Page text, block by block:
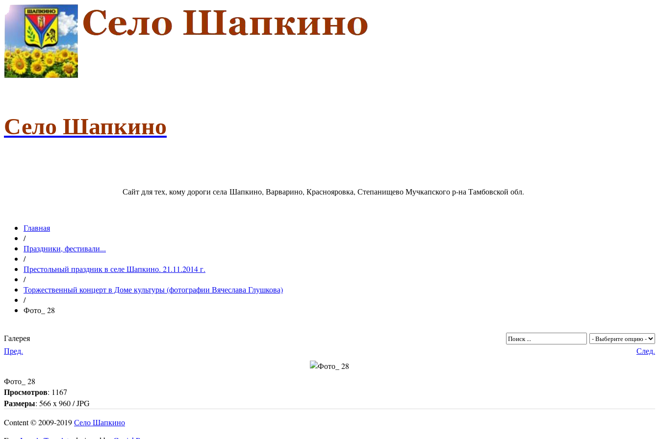
Село Шапкино
Сайт для тех, кому дороги села Шапкино, Варварино, Краснояровка, Степанищево Мучкапского р-на Тамбовской обл.
Главная
/
Праздники, фестивали...
/
Престольный праздник в селе Шапкино. 21.11.2014 г.
/
Торжественный концерт в Доме культуры (фотографии Вячеслава Глушкова)
/
Фото_ 28
Галерея
Пред.
След.
Фото_ 28
Просмотров: 1167
Размеры: 566 x 960 / JPG
Content © 2009-2019Село Шапкино